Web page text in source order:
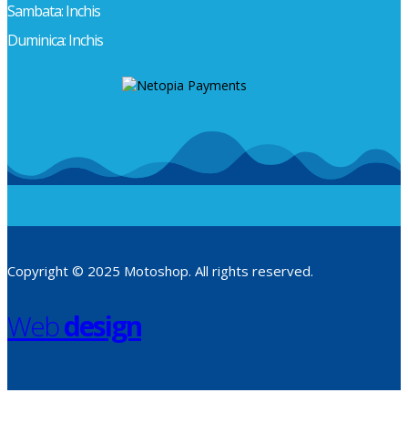
Sambata: Inchis
Duminica: Inchis
Copyright © 2025 Motoshop. All rights reserved.
Webdesign